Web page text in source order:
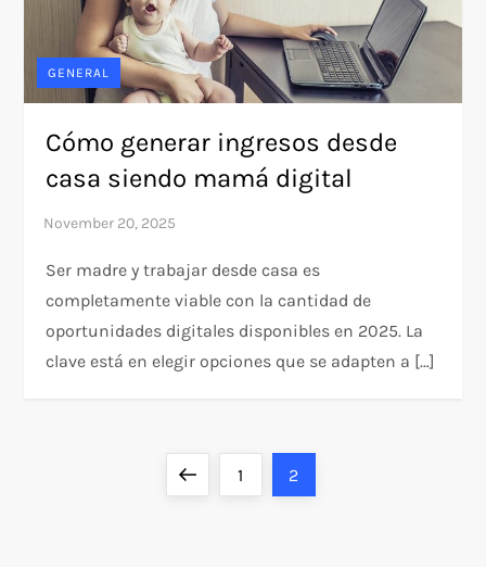
GENERAL
Cómo generar ingresos desde
casa siendo mamá digital
Ser madre y trabajar desde casa es
completamente viable con la cantidad de
oportunidades digitales disponibles en 2025. La
clave está en elegir opciones que se adapten a […]
PreviousPage
1 Page
2